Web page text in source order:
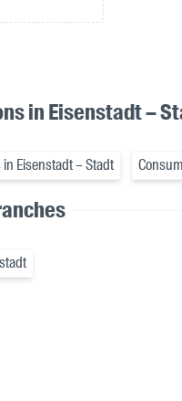
in Eisenstadt –
Eisenstadt – Stadt